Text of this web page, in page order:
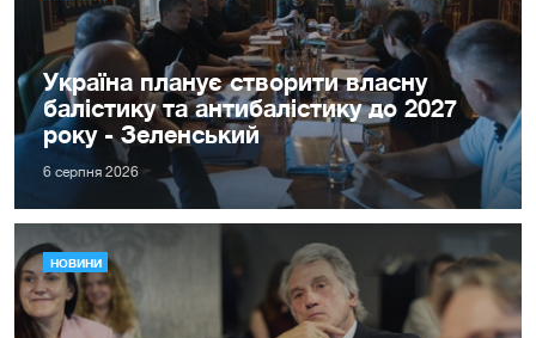
Україна планує створити власну
балістику та антибалістику до 2027
року - Зеленський
6 серпня 2026
НОВИНИ